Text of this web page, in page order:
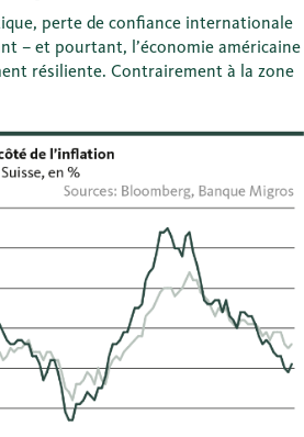
perte de confiance internationale
– et pourtant, l’économie américaine
résiliente. Contrairement à la zone